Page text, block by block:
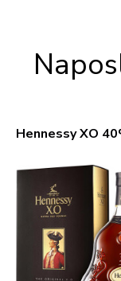
Hennessy XO